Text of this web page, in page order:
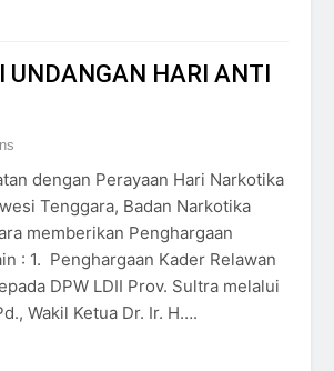
UNDANGAN HARI ANTI
dengan Perayaan Hari Narkotika
Tenggara, Badan Narkotika
memberikan Penghargaan
: 1. Penghargaan Kader Relawan
DPW LDII Prov. Sultra melalui
Wakil Ketua Dr. Ir. H….